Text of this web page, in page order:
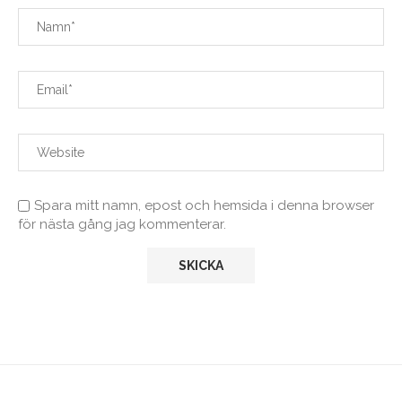
Spara mitt namn, epost och hemsida i denna browser
för nästa gång jag kommenterar.